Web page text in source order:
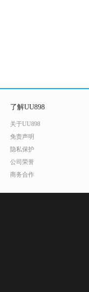
了解UU898
关于UU898
免责声明
隐私保护
公司荣誉
商务合作